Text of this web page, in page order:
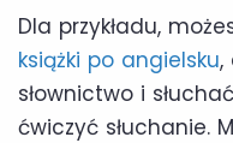
Dla przykładu,
książki po angielsku,
słownictwo i
ćwiczyć słuchanie.